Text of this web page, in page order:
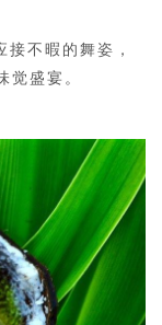
接不暇的舞姿，
盛宴。